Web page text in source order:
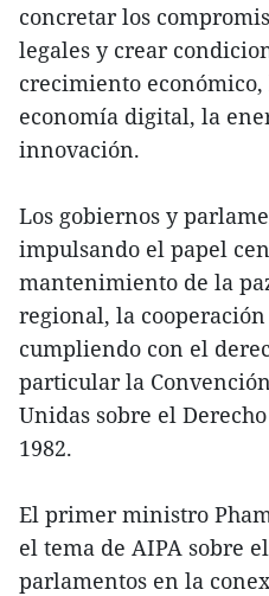
concretar los
legales y crear
crecimiento
economía digital, la
innovación.
Los gobiernos y
impulsando el papel
mantenimiento de la
regional, la
cumpliendo con el
particular la
Unidas sobre el
1982.
El primer ministro
el tema de AIPA sobre
parlamentos en la